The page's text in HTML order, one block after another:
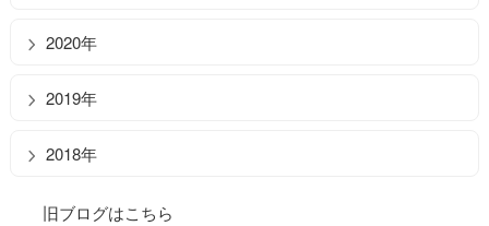
2020年
2019年
2018年
旧ブログはこちら